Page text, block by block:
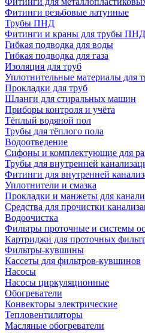
Фитинги резьбовые латунные
Трубы ПНД
Фитинги и краны для трубы ПНД
Гибкая подводка для воды
Гибкая подводка для газа
Изоляция для труб
Уплотнительные материалы для
Прокладки для труб
Шланги для стиральных машин
Приборы контроля и учёта
Тёплый водяной пол
Трубы для тёплого пола
Водоотведение
Сифоны и комплектующие для
Трубы для внутренней
Фитинги для внутренней
Уплотнители и смазка
Прокладки и манжеты для
Средства для прочистки
Водоочистка
Фильтры проточные и системы
Картриджи для проточных
Фильтры-кувшины
Кассеты для фильтров-кувшинов
Насосы
Насосы циркуляционные
Обогреватели
Конвекторы электрические
Тепловентиляторы
Масляные обогреватели